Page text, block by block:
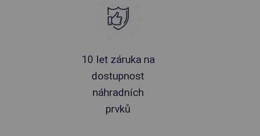
10 let záruka na
dostupnost
náhradních
prvků